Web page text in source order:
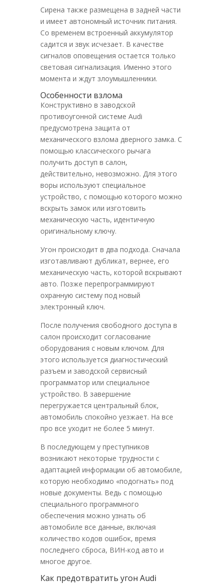
Сирена также размещена в задней части
и имеет автономный источник питания.
Со временем встроенный аккумулятор
садится и звук исчезает. В качестве
сигналов оповещения остается только
световая сигнализация. Именно этого
момента и ждут злоумышленники.
Особенности взлома
Конструктивно в заводской
противоугонной системе Audi
предусмотрена защита от
механического взлома дверного замка. С
помощью классического рычага
получить доступ в салон,
действительно, невозможно. Для этого
воры используют специальное
устройство, с помощью которого можно
вскрыть замок или изготовить
механическую часть, идентичную
оригинальному ключу.
Угон происходит в два подхода. Сначала
изготавливают дубликат, вернее, его
механическую часть, которой вскрывают
авто. Позже перепрограммируют
охранную систему под новый
электронный ключ.
После получения свободного доступа в
салон происходит согласование
оборудования с новым ключом. Для
этого используется диагностический
разъем и заводской сервисный
программатор или специальное
устройство. В завершение
перегружается центральный блок,
автомобиль спокойно уезжает. На все
про все уходит не более 5 минут.
В последующем у преступников
возникают некоторые трудности с
адаптацией информации об автомобиле,
которую необходимо «подогнать» под
новые документы. Ведь с помощью
специального программного
обеспечения можно узнать об
автомобиле все данные, включая
количество кодов ошибок, время
последнего сброса, ВИН-код авто и
многое другое.
Как предотвратить угон Audi